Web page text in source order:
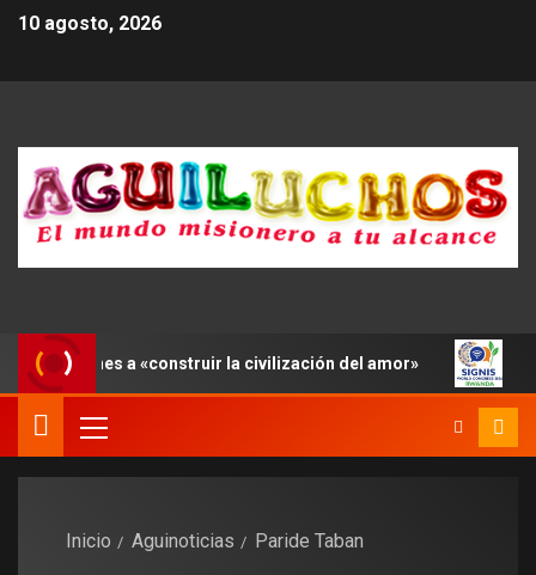
10 agosto, 2026
a los jóvenes a «construir la civilización del amor»
Inicio Aguinoticias Paride Taban